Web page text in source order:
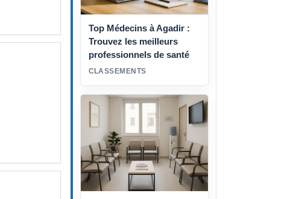
Top Médecins à Agadir :
Trouvez les meilleurs
professionnels de santé
CLASSEMENTS